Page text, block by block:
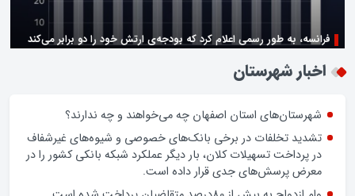
فرانسه، به طور رسمی اعلام کرد که بودجه‌ی ارتش خود را دو برابر می‌کند
زن اگر خوب باشه یه زندگی حالش خوبه/روز زن مبارک
اخبار شهرستان
شهرستان‌های استان اصفهان چه می‌خواهند و چه ندارند؟